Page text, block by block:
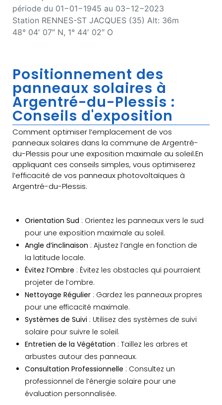
période du 01−01−1945 au 03−12−2023
Station RENNES-ST JACQUES (35) Alt: 36m
48° 04′ 07″ N, 1° 44′ 02″ O
Positionnement des
panneaux solaires à
Argentré-du-Plessis :
Conseils d'exposition
Comment optimiser l’emplacement de vos
panneaux solaires dans la commune de Argentré-
du-Plessis pour une exposition maximale au soleil.En
appliquant ces conseils simples, vous optimiserez
l’efficacité de vos panneaux photovoltaïques à
Argentré-du-Plessis.
Orientation Sud : Orientez les panneaux vers le sud
pour une exposition maximale au soleil.
Angle d’inclinaison : Ajustez l’angle en fonction de
la latitude locale.
Évitez l’Ombre : Évitez les obstacles qui pourraient
projeter de l’ombre.
Nettoyage Régulier : Gardez les panneaux propres
pour une efficacité maximale.
Systèmes de Suivi : Utilisez des systèmes de suivi
solaire pour suivre le soleil.
Entretien de la Végétation : Taillez les arbres et
arbustes autour des panneaux.
Consultation Professionnelle : Consultez un
professionnel de l’énergie solaire pour une
évaluation personnalisée.